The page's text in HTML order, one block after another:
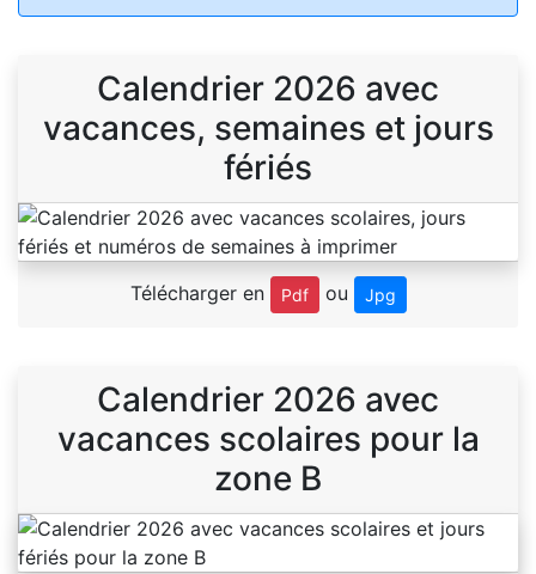
Calendrier 2026 avec
vacances, semaines et jours
fériés
Télécharger en Pdf ou Jpg
Calendrier 2026 avec
vacances scolaires pour la
zone B